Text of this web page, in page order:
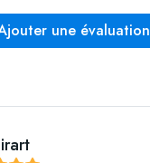
une évaluation